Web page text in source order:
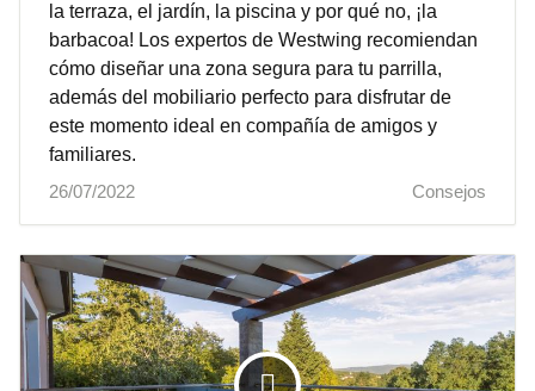
la terraza, el jardín, la piscina y por qué no, ¡la
barbacoa! Los expertos de Westwing recomiendan
cómo diseñar una zona segura para tu parrilla,
además del mobiliario perfecto para disfrutar de
este momento ideal en compañía de amigos y
familiares.
26/07/2022
Consejos